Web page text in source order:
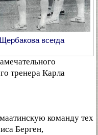
всегда
тренера Карла
команду тех
Берген,